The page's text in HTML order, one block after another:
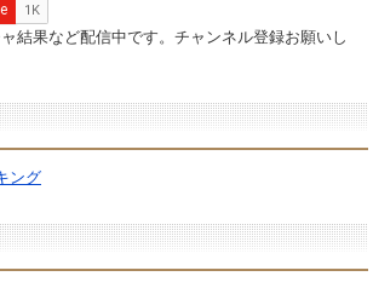
結果など配信中です。チャンネル登録お願いし
ング